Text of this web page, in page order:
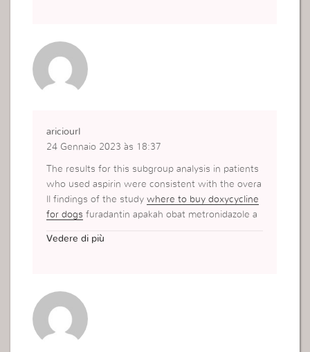
ariciourl
24 Gennaio 2023 às 18:37
The results for this subgroup analysis in patients
who used aspirin were consistent with the overa
ll findings of the studywhere to buy doxycycline
for dogs furadantin apakah obat metronidazole a
gard to the outlook for energy prices, energy sec
nities, should accept and facilitate this new techn
ology
Vedere di più